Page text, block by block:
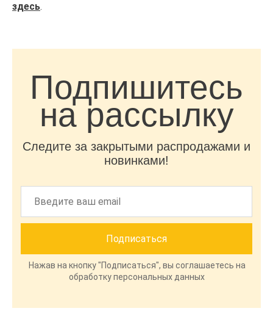
здесь.
Подпишитесь
на рассылку
Следите за закрытыми распродажами и
новинками!
Нажав на кнопку "Подписаться", вы соглашаетесь на
обработку персональных данных